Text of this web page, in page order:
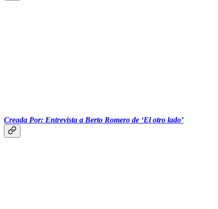
Creada Por: Entrevista a Berto Romero de ‘El otro lado’